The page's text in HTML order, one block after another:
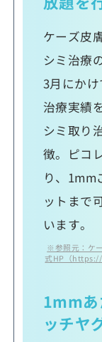
ケーズ皮
シミ治療
3月にか
治療実績
シミ取り
徴。ピコ
り、1mm
ットまで
います。
※参照元：ケ
式HP（
1mmあ
ッチヤ